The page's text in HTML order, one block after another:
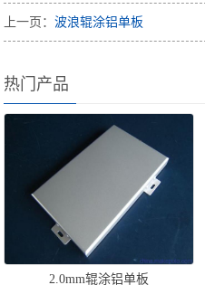
上一页：波浪辊涂铝单板
热门产品
2.0mm辊涂铝单板